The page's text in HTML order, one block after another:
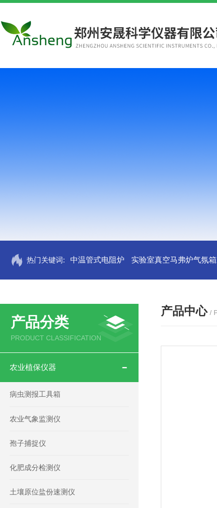
热门关键词: 中温管式电阻炉 实验室真空马弗炉气氛
产品分类
PRODUCT CLASSIFICATION
农业植保仪器
病虫测报工具箱
农业气象监测仪
孢子捕捉仪
化肥成分检测仪
土壤原位盐份速测仪
产品中心 /